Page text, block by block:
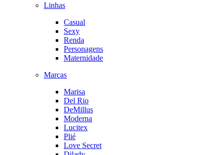
Linhas
Casual
Sexy
Renda
Personagens
Maternidade
Marcas
Marisa
Del Rio
DeMillus
Moderna
Lucitex
Plié
Love Secret